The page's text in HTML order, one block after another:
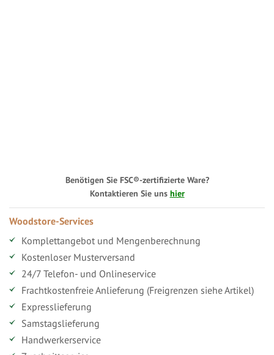
Benötigen Sie FSC®-zertifizierte Ware?
Kontaktieren Sie uns hier
Woodstore-Services
Komplettangebot und Mengenberechnung
Kostenloser Musterversand
24/7 Telefon- und Onlineservice
Frachtkostenfreie Anlieferung (Freigrenzen siehe Artikel)
Expresslieferung
Samstagslieferung
Handwerkerservice